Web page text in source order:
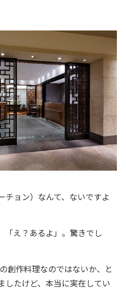
ョン）なんて、ないですよ
え？あるよ」。驚きでし
創作料理なのではないか、と
したけど、本当に実在してい